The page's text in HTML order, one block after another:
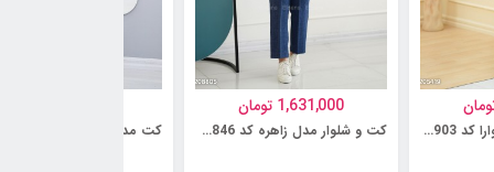
کت و شلوار مدل شیوارا کد 6230903
1,631,000 تومان
کت و شلوار مدل زاهره کد 6230846 کت مدل سروشا کد 6218735